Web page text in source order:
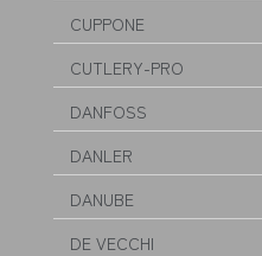
CUPPONE
CUTLERY-PRO
DANFOSS
DANLER
DANUBE
DE VECCHI